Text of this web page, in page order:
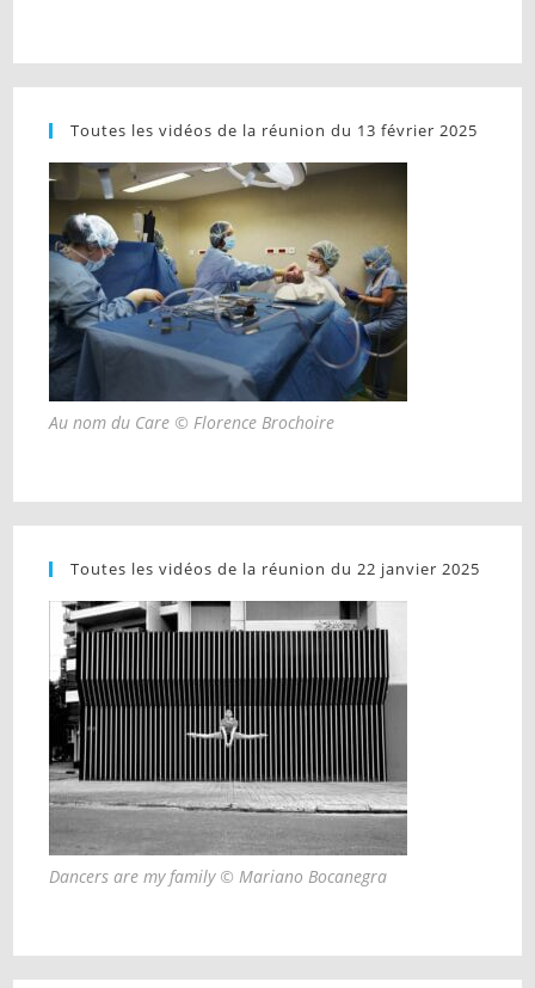
Toutes les vidéos de la réunion du 13 février 2025
Au nom du Care © Florence Brochoire
Toutes les vidéos de la réunion du 22 janvier 2025
Dancers are my family © Mariano Bocanegra